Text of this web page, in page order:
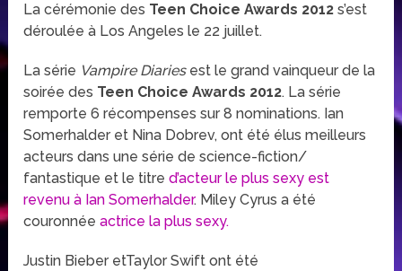
La cérémonie des Teen Choice Awards 2012 s’est
déroulée à Los Angeles le 22 juillet.
La série Vampire Diariesest le grand vainqueur de la
soirée des Teen Choice Awards 2012. La série
remporte 6 récompenses sur 8 nominations. Ian
Somerhalder et Nina Dobrev, ont été élus meilleurs
acteurs dans une série de science-fiction/
fantastique et le titred’acteur le plus sexy est
revenu à Ian Somerhalder. Miley Cyrus a été
couronnée actrice la plus sexy.
Justin Bieber etTaylor Swift ont été